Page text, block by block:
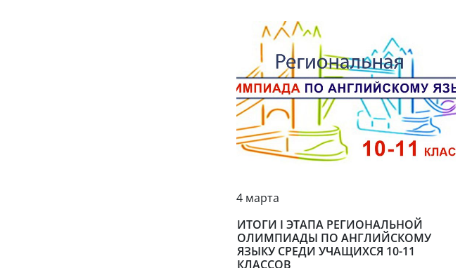
4 марта
ИТОГИ I ЭТАПА РЕГИОНАЛЬНОЙ
ОЛИМПИАДЫ ПО АНГЛИЙСКОМУ
ЯЗЫКУ СРЕДИ УЧАЩИХСЯ 10-11
КЛАССОВ